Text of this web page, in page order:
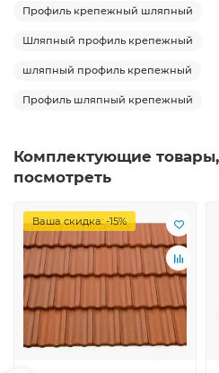
Профиль крепежный шляпный
Шляпный профиль крепежный
шляпный профиль крепежный
Профиль шляпный крепежный
Комплектующие
посмотреть
Ваша скидка: -15%